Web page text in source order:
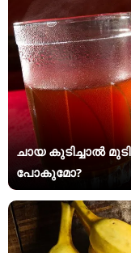
ചായ കുടിച്ചാൽ മുടി
പോകുമോ?